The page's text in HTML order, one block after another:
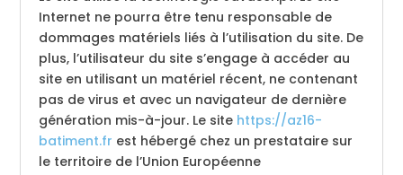
Internet ne pourra être tenu responsable de
dommages matériels liés à l’utilisation du site. De
plus, l’utilisateur du site s’engage à accéder au
site en utilisant un matériel récent, ne contenant
pas de virus et avec un navigateur de dernière
génération mis-à-jour. Le site https://az16-
batiment.fr est hébergé chez un prestataire sur
le territoire de l’Union Européenne